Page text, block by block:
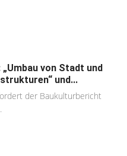
von Stadt und
und...
der Baukulturbericht